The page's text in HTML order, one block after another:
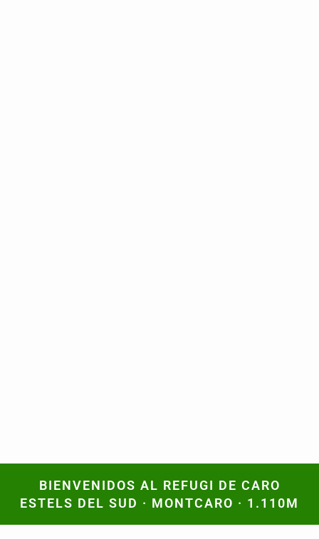
BIENVENIDOS AL REFUGI DE CARO
ESTELS DEL SUD · MONTCARO · 1.110M
BIENVENIDOS AL REFUGI DE CARO
ESTELS DEL SUD · MONTCARO · 1.110M